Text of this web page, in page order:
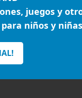
juegos y
niños y